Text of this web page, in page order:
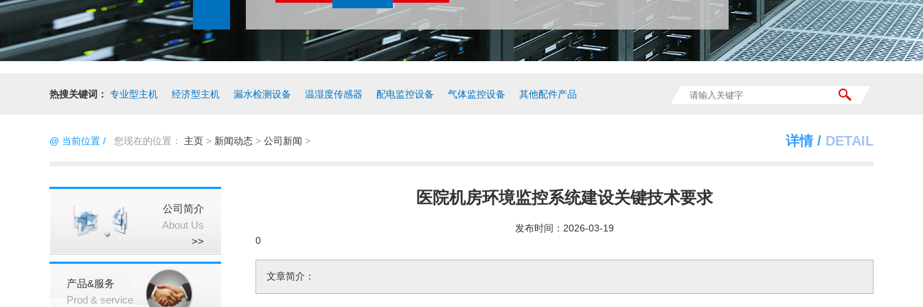
热搜关键词： 专业型主机 经济型主机 漏水检测设备 温湿度传感器 配电监控设备 气体监控设备 其他配件产品
@ 当前位置 / 您现在的位置： 主页 > 新闻动态 > 公司新闻 > 详情 / DETAIL
公司简介
About Us
>>
产品&服务
Prod & service
医院机房环境监控系统建设关键技术要求
发布时间：2026-03-19
0
文章简介：